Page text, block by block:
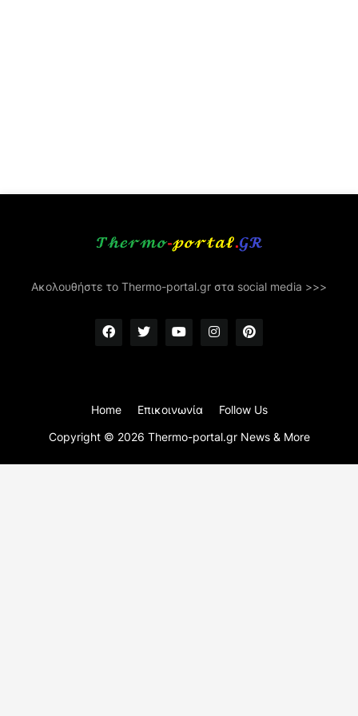
Ακολουθήστε το Thermo-portal.gr στα social media >>>
Copyright © 2026 Thermo-portal.gr News & More
Home Επικοινωνία Follow Us